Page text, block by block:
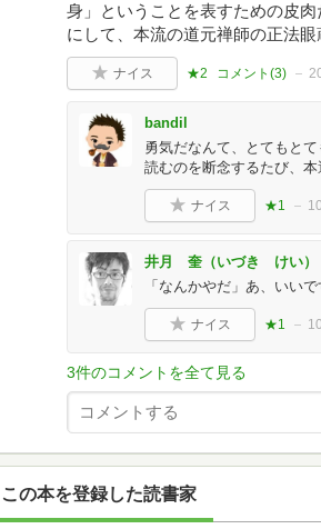
身」ということを表すための皮
にして、本流の道元禅師の正法
ナイス ★2 コメント(3)
bandil
勇気だなんて、とてもと
読むのを断念するたび、本
ナイス ★1
井月 奎（いづき けい）
「なんかやだ」あ、いいで
ナイス ★1
3件のコメントを全て見る
この本を登録した読書家